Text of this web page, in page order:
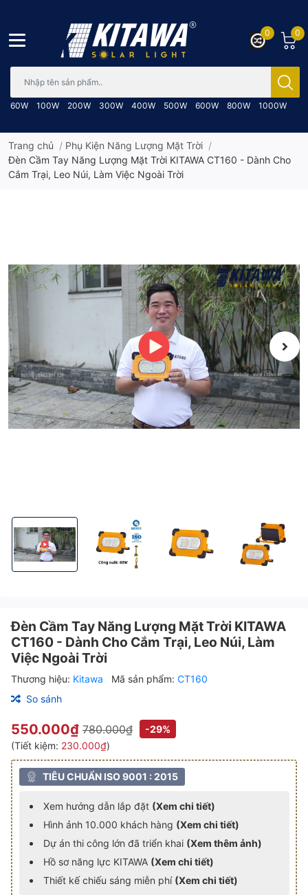
60W 100W 200W 300W 400W 500W 600W 800W 1000W
0
0
Trang chủ / Phụ Kiện Năng Lượng Mặt Trời /
Đèn Cầm Tay Năng Lượng Mặt Trời KITAWA CT160 - Dành Cho
Cắm Trại, Leo Núi, Làm Việc Ngoài Trời
Đèn Cầm Tay Năng Lượng Mặt Trời KITAWA CT160 - Dành Cho
Đèn Cầm Tay Năng Lượng Mặt Trời KITAWA
Đèn Cầm Tay Năng Lượng Mặt
Đèn Cầm Tay
Đèn Cầm Tay Năng Lượng Mặt Trời KITAWA
CT160 - Dành Cho Cắm Trại, Leo Núi, Làm
Việc Ngoài Trời
Thương hiệu: Kitawa Mã sản phẩm: CT160
So sánh
550.000₫ 780.000₫
-29%
(Tiết kiệm: 230.000₫)
TIÊU CHUẨN ISO 9001 : 2015
Xem hướng dẫn lắp đặt (Xem chi tiết)
Hình ảnh 10.000 khách hàng (Xem chi tiết)
Dự án thi công lớn đã triển khai (Xem thêm ảnh)
Hồ sơ năng lực KITAWA (Xem chi tiết)
Thiết kế chiếu sáng miễn phí (Xem chi tiết)